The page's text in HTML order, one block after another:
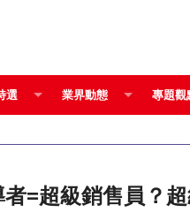
選 業界動態 專題觀
=超級銷售員？